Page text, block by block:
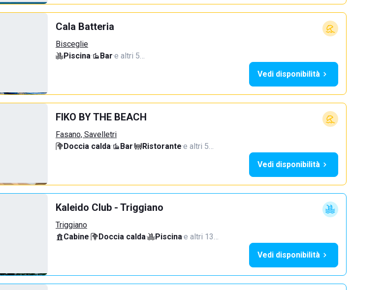
Cala Batteria
Bisceglie
Piscina· Bar·e altri 5…
Vedi disponibilità
FIKO BY THE BEACH
Fasano, Savelletri
Doccia calda· Bar· Ristorante·e altri 5…
Vedi disponibilità
Kaleido Club - Triggiano
Triggiano
Cabine· Doccia calda· Piscina·e altri 13…
Vedi disponibilità